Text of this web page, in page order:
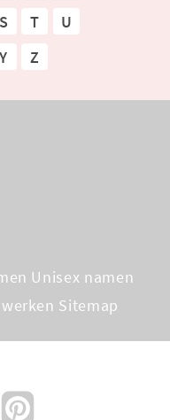
S T
U
Y Z
Unisex namen
Sitemap